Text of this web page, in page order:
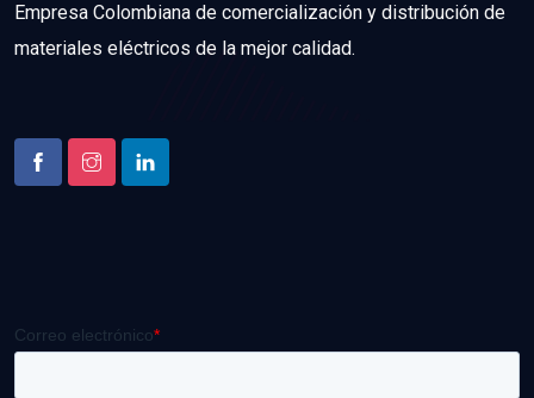
Empresa Colombiana de comercialización y distribución de
materiales eléctricos de la mejor calidad.